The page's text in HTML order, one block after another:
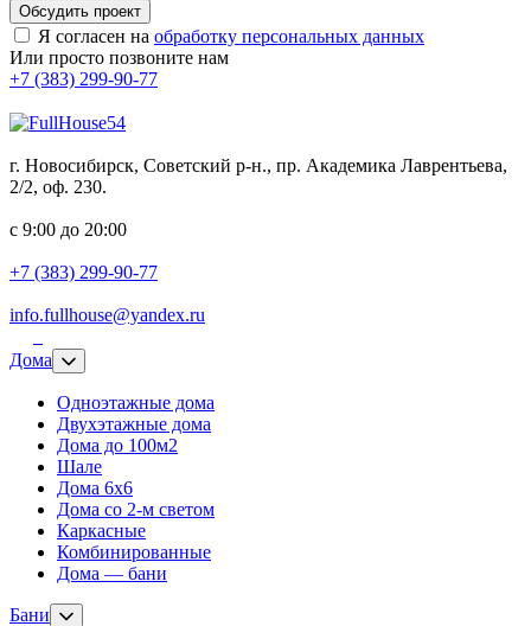
Обсудить проект
Я согласен на обработку персональных данных
Или просто позвоните нам
+7 (383) 299-90-77
г. Новосибирск, Советский р-н., пр. Академика Лаврентьева,
2/2, оф. 230.
с 9:00 до 20:00
+7 (383) 299-90-77
info.fullhouse@yandex.ru
Дома
Одноэтажные дома
Двухэтажные дома
Дома до 100м2
Шале
Дома 6х6
Дома со 2-м светом
Каркасные
Комбинированные
Дома — бани
Бани